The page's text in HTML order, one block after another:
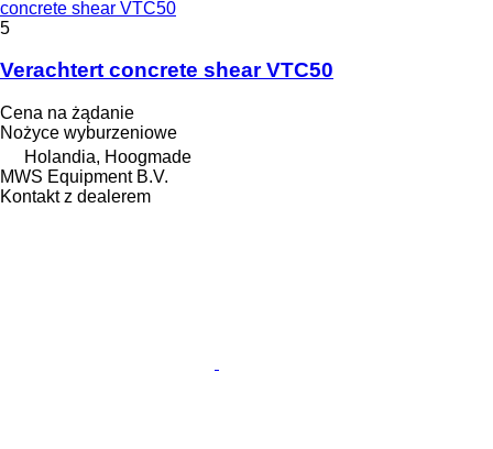
concrete shear VTC50
5
Verachtert concrete shear VTC50
Cena na żądanie
Nożyce wyburzeniowe
Holandia, Hoogmade
MWS Equipment B.V.
Kontakt z dealerem